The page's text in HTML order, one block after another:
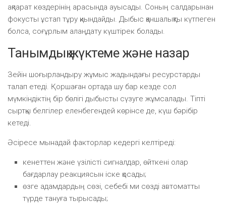
ақпарат көздерінің арасында ауысады. Соның салдарынан
фокусты ұстап тұру қиындайды. Дыбыс қаншалықты күтпеген
болса, соғұрлым алаңдату күштірек болады.
Танымдық жүктеме және назар
Зейін шоғырландыру жұмыс жадындағы ресурстарды
талап етеді. Қоршаған ортада шу бар кезде сол
мүмкіндіктің бір бөлігі дыбысты сүзуге жұмсалады. Тіпті
сыртқы белгілер еленбегендей көрінсе де, күш бәрібір
кетеді.
Әсіресе мынадай факторлар кедергі келтіреді:
кенеттен және үзілісті сигналдар, өйткені олар
бағдарлау реакциясын іске қосады;
өзге адамдардың сөзі, себебі ми сөзді автоматты
түрде тануға тырысады;